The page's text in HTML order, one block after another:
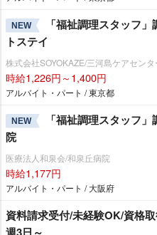
NEW
「福祉調理スタッフ
トステイ
株式会社SOYOKAZE/三河島ケアセンタ
時給1,226円～1,400円
アルバイト・パート / 東京都
NEW
「福祉調理スタッフ
院
医療法人和泉会/和泉丘病院
時給1,177円
アルバイト・パート / 大阪府
資料請求受付/未経験OK/資格
週3日～